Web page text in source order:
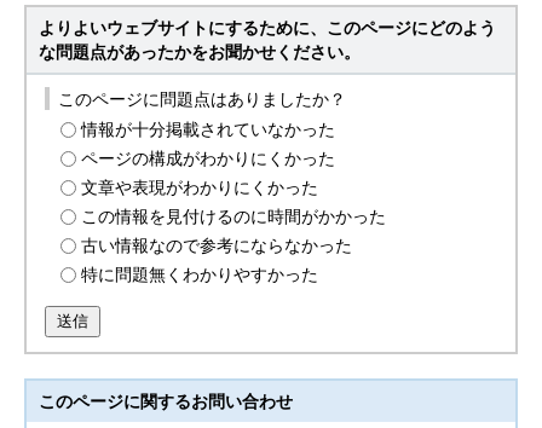
よりよいウェブサイトにするために、このページにどのよう
な問題点があったかをお聞かせください。
このページに問題点はありましたか？
情報が十分掲載されていなかった
ページの構成がわかりにくかった
文章や表現がわかりにくかった
この情報を見付けるのに時間がかかった
古い情報なので参考にならなかった
特に問題無くわかりやすかった
送信
このページに関するお問い合わせ